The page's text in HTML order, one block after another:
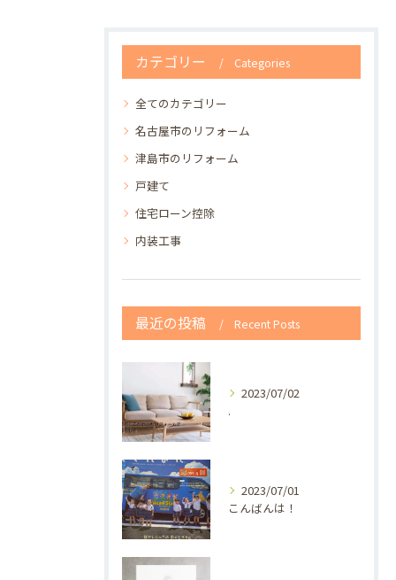
カテゴリー Categories
全てのカテゴリー
名古屋市のリフォーム
津島市のリフォーム
戸建て
住宅ローン控除
内装工事
最近の投稿 Recent Posts
2023/07/02
.
2023/07/01
こんばんは！